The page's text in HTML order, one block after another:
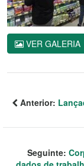
VER GALERIA
Anterior:
Seguinte: